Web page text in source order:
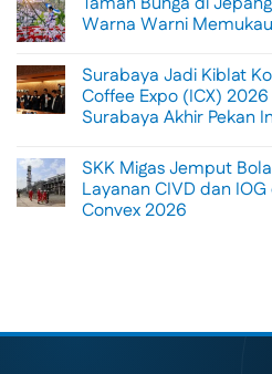
Lewat
Rafting
di
Ubud
on
Furnitur
Kayu
Kenali
Penyebab
dan
Cara
Rayap
Warna Warni Memukau
on
Taman
Bunga
di
Pemandangan
Warna
Warni
Memukau
Surabaya Jadi Kiblat
Coffee Expo (ICX)
Surabaya Akhir Pekan
on
Surabaya
Jadi
Kiblat
Hadir
SKK Migas Jemput
Layanan CIVD dan
Convex 2026
Pelaku